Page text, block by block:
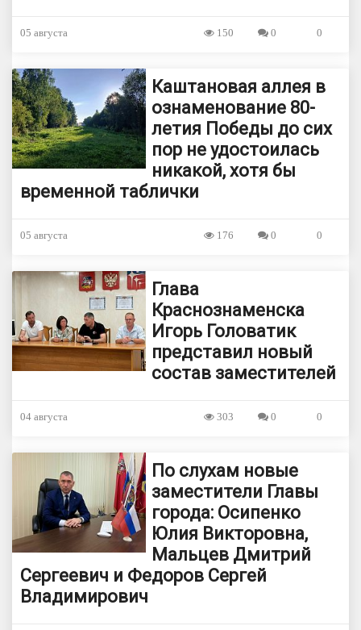
05 августа 0
0
150
Каштановая аллея в
ознаменование 80-
летия Победы до сих
пор не удостоилась
никакой, хотя бы
временной таблички
05 августа 0
0
176
Глава
Краснознаменска
Игорь Головатик
представил новый
состав заместителей
04 августа 0
0
303
По слухам новые
заместители Главы
города: Осипенко
Юлия Викторовна,
Мальцев Дмитрий
Сергеевич и Федоров Сергей
Владимирович